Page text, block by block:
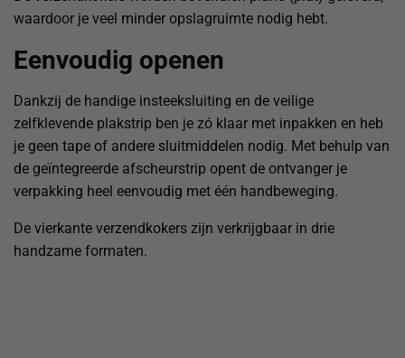
waardoor je veel minder opslagruimte nodig hebt.
Eenvoudig openen
Dankzij de handige insteeksluiting en de veilige
zelfklevende plakstrip ben je zó klaar met inpakken en heb
je geen tape of andere sluitmiddelen nodig. Met behulp van
de geïntegreerde afscheurstrip opent de ontvanger je
verpakking heel eenvoudig met één handbeweging.
De vierkante verzendkokers zijn verkrijgbaar in drie
handzame formaten.